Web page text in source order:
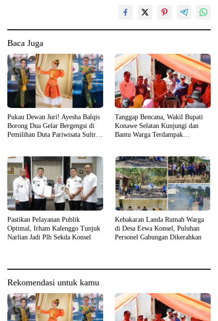
Baca Juga
Pukau Dewan Juri! Ayesha Balqis
Borong Dua Gelar Bergengsi di
Pemilihan Duta Pariwisata Sultra
Tanggap Bencana, Wakil Bupati
Konawe Selatan Kunjungi dan
Bantu Warga Terdampak
Pastikan Pelayanan Publik
Optimal, Irham Kalenggo Tunjuk
Narlian Jadi Plh Sekda Konsel
Kebakaran Landa Rumah Warga
di Desa Eewa Konsel, Puluhan
Personel Gabungan Dikerahkan
Rekomendasi untuk kamu